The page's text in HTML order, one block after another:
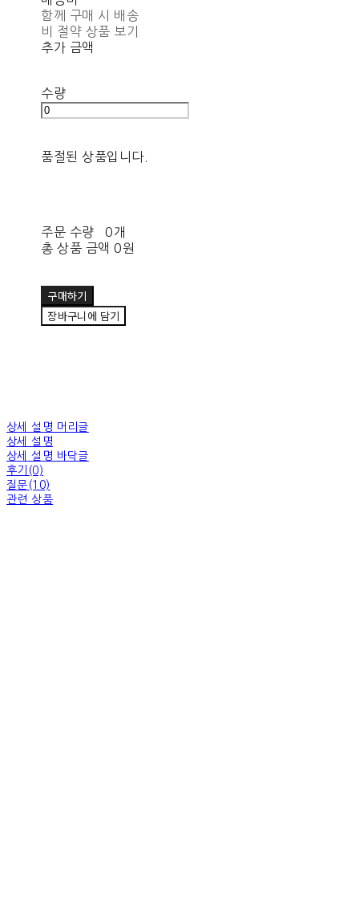
함께 구매 시 배송
비 절약 상품 보기
추가 금액
수량
품절된 상품입니다.
주문 수량
0개
총 상품 금액 0원
구매하기
장바구니에 담기
상세 설명 머리글
상세 설명
상세 설명 바닥글
후기(0)
질문(10)
관련 상품